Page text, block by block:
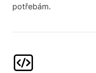
potřebám.